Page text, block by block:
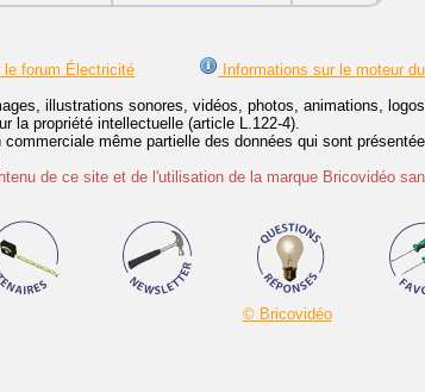
le forum Électricité Informations sur le moteur
illustrations sonores, vidéos, photos, animations,
la propriété intellectuelle (article L.122-4).
même partielle des données qui sont
de ce site et de l'utilisation de la marque Bricovidéo
© Bricovidéo